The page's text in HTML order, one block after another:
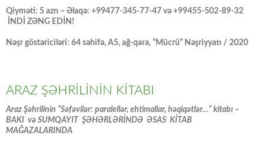
Qiyməti: 5 azn – Əlaqə: +99477-345-77-47 və +99455-502-89-32
İNDİ ZƏNG EDİN!
Nəşr göstəriciləri: 64 səhifə, A5, ağ-qara, “Mücrü” Nəşriyyatı / 2020
ARAZ ŞƏHRİLİNİN KİTABI
Araz Şəhrilinin “Səfəvilər: paralellər, ehtimallar, həqiqətlər…” kitabı –
BAKI və SUMQAYIT ŞƏHƏRLƏRİNDƏ ƏSAS KİTAB
MAĞAZALARINDA